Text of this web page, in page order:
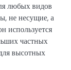
любых видов
не несущие, а
используется
частных
высотных